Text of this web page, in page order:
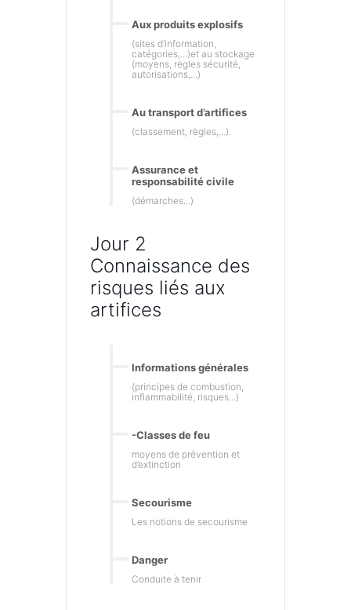
Aux produits explosifs
(sites d’information,
catégories,...)et au stockage
(moyens, règles sécurité,
autorisations,...)
Au transport d’artifices
(classement, règles,...).
Assurance et
responsabilité civile
(démarches...)
Jour 2
Connaissance des
risques liés aux
artifices
Informations générales
(principes de combustion,
inflammabilité, risques...)
-Classes de feu
moyens de prévention et
d’extinction
Secourisme
Les notions de secourisme
Danger
Conduite à tenir